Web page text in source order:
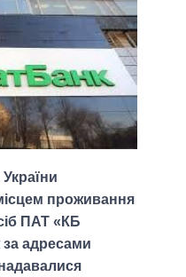
проживання
ПАТ «КБ
адресами